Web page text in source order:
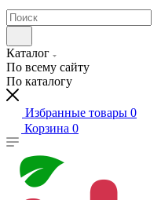
Каталог
По всему сайту
По каталогу
Избранные товары 0
Корзина 0